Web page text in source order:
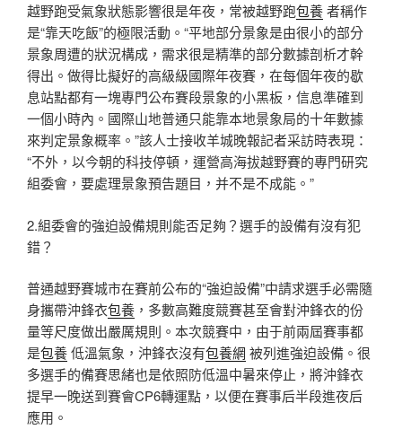
越野跑受氣象狀態影響很是年夜，常被越野跑包養者稱作
是“靠天吃飯”的極限活動。“平地部分景象是由很小的部分
景象周遭的狀況構成，需求很是精準的部分數據剖析才幹
得出。做得比擬好的高級級國際年夜賽，在每個年夜的歇
息站點都有一塊專門公布賽段景象的小黑板，信息準確到
一個小時內。國際山地普通只能靠本地景象局的十年數據
來判定景象概率。”該人士接收羊城晚報記者采訪時表現：
“不外，以今朝的科技停頓，運營高海拔越野賽的專門研究
組委會，要處理景象預告題目，并不是不成能。”
2.組委會的強迫設備規則能否足夠？選手的設備有沒有犯
錯？
普通越野賽城市在賽前公布的“強迫設備”中請求選手必需隨
身攜帶沖鋒衣包養 ，多數高難度競賽甚至會對沖鋒衣的份
量等尺度做出嚴厲規則。本次競賽中，由于前兩屆賽事都
是包養低溫氣象，沖鋒衣沒有包養網 被列進強迫設備。很
多選手的備賽思緒也是依照防低溫中暑來停止，將沖鋒衣
提早一晚送到賽會CP6轉運點，以便在賽事后半段進夜后
應用。